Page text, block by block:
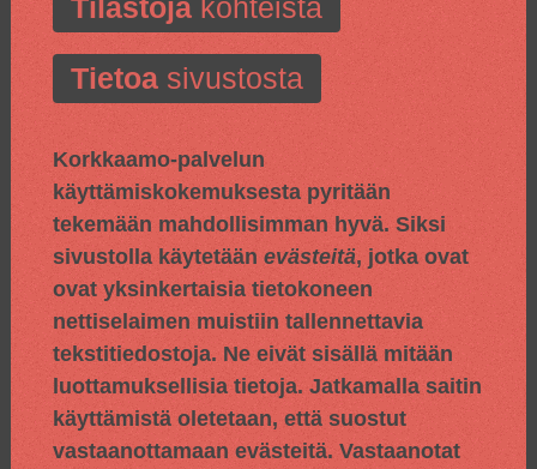
Tilastojakohteista
Tietoasivustosta
Korkkaamo-palvelun
käyttämiskokemuksesta pyritään
tekemään mahdollisimman hyvä. Siksi
sivustolla käytetään evästeitä, jotka ovat
ovat yksinkertaisia tietokoneen
nettiselaimen muistiin tallennettavia
tekstitiedostoja. Ne eivät sisällä mitään
luottamuksellisia tietoja. Jatkamalla saitin
käyttämistä oletetaan, että suostut
vastaanottamaan evästeitä. Vastaanotat